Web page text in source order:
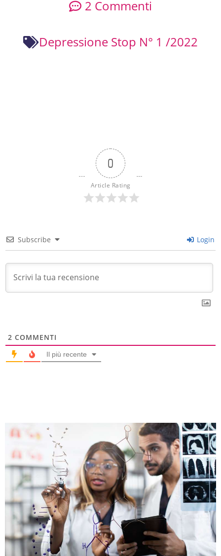
2 Commenti
Depressione Stop N° 1 /2022
0
Article Rating
Subscribe Login
2 COMMENTI
Il più recente